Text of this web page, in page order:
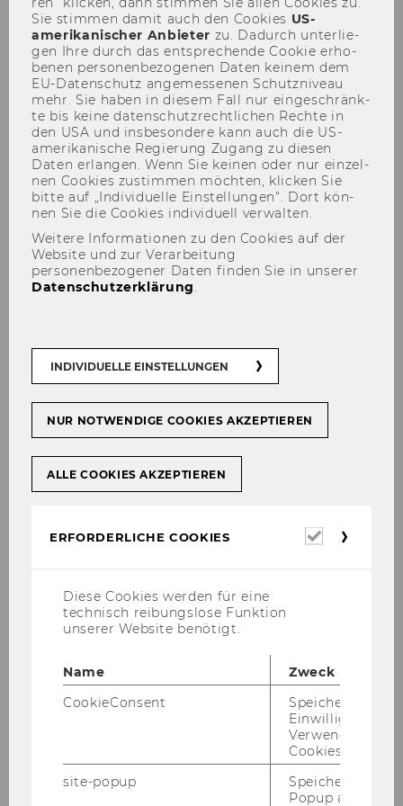
Lydia Novoszel
Mag. Lydia No­vo­szel
Fax:+43/1/31336-​906598
Email:lydia.no­vo­szel@wu.ac.at
Sprech­stun­de: nach Ver­ein­ba­rung
seit 09/2020: Wirt­schafts­uni­ver­si­tät -
Wien, PhD-​Studium bei Prof. Tina Wa­
Sie stim­men damit auch den Coo­kies US-​
amerikanischer An­bie­ter zu. Da­durch un­ter­lie­
gen Ihre durch das ent­spre­chen­de Coo­kie er­ho­
be­nen per­so­nen­be­zo­ge­nen Daten kei­nem dem
EU-​Datenschutz an­ge­mes­se­nen Schutz­ni­veau
mehr. Sie haben in die­sem Fall nur ein­ge­schränk­
te bis keine da­ten­schutz­recht­li­chen Rech­te in
den USA und ins­be­son­de­re kann auch die US-​
amerikanische Re­gie­rung Zu­gang zu die­sen
Daten er­lan­gen. Wenn Sie kei­nen oder nur ein­zel­
nen Coo­kies zu­stim­men möch­ten, kli­cken Sie
bitte auf „In­di­vi­du­el­le Ein­stel­lun­gen“. Dort kön­
nen Sie die Coo­kies in­di­vi­du­ell ver­wal­ten.
Weitere Informationen zu den Cookies auf der
Website und zur Verarbeitung
personenbezogener Daten finden Sie in unserer
Datenschutzerklärung.
INDIVIDUELLE EINSTELLUNGEN
NUR NOTWENDIGE COOKIES AKZEPTIEREN
ALLE COOKIES AKZEPTIEREN
ERFORDERLICHE COOKIES
Diese Cookies werden für eine
technisch reibungslose Funktion
unserer Website benötigt.
Name
Zweck
CookieConsent
Speichert Ihre
Einwilligung zur
Verwendung von
Cookies.
site-popup
Speichert ob ein
Popup